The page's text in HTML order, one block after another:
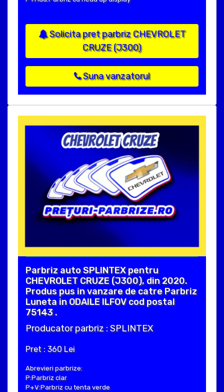
Solicita pret parbriz CHEVROLET
CRUZE (J300)
Suna vanzatorul
Parbriz auto SPLINTEX pentru
CHEVROLET CRUZE (J300), din 2020.
Produs pus in vanzare de catre Parbriz
Luneta in ODAILE ILFOV cod postal
75143 .
Producator parbriz : SPLINTEX
Pret : 360 Lei
Abrevieri parbrize:
P:Parbriz clar
P+V:Parbriz cu tenta verde